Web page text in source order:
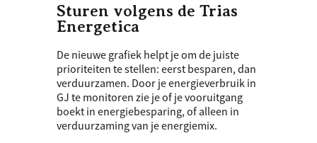
Sturen volgens de Trias
Energetica
De nieuwe grafiek helpt je om de juiste
prioriteiten te stellen: eerst besparen, dan
verduurzamen. Door je energieverbruik in
GJ te monitoren zie je of je vooruitgang
boekt in energiebesparing, of alleen in
verduurzaming van je energiemix.